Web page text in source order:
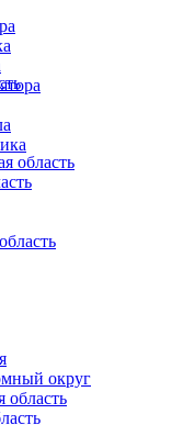
область
округ
область